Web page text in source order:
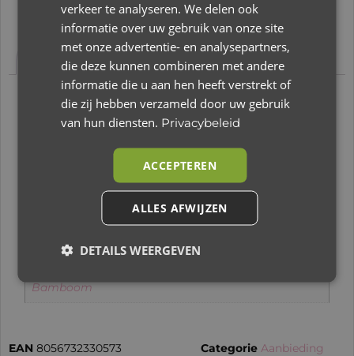
Aanvullende informatie Beoordelingen (0)
Aanvullende
informatie
Merk
Bamboom
EAN 8056732330573 Categorie Aanbieding
verkeer te analyseren. We delen ook
informatie over uw gebruik van onze site
met onze advertentie- en analysepartners,
die deze kunnen combineren met andere
informatie die u aan hen heeft verstrekt of
die zij hebben verzameld door uw gebruik
van hun diensten. Privacybeleid
ACCEPTEREN
ALLES AFWIJZEN
DETAILS WEERGEVEN